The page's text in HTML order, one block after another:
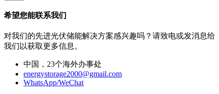
希望您能联系我们
对我们的先进光伏储能解决方案感兴趣吗？请致电或发消息给
我们以获取更多信息。
中国，23个海外办事处
energystorage2000@gmail.com
WhatsApp/WeChat